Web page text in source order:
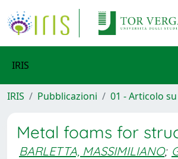
IRIS
IRIS Pubblicazioni 01 - Articolo
Metal foams for
BARLETTA, MASSIMILIANO;